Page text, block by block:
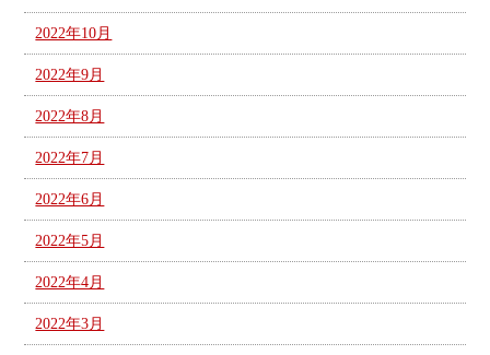
2022年10月
2022年9月
2022年8月
2022年7月
2022年6月
2022年5月
2022年4月
2022年3月